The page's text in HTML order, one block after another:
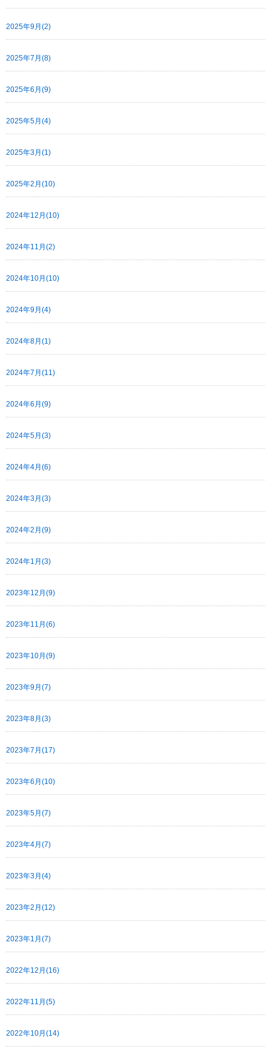
2025年9月(2)
2025年7月(8)
2025年6月(9)
2025年5月(4)
2025年3月(1)
2025年2月(10)
2024年12月(10)
2024年11月(2)
2024年10月(10)
2024年9月(4)
2024年8月(1)
2024年7月(11)
2024年6月(9)
2024年5月(3)
2024年4月(6)
2024年3月(3)
2024年2月(9)
2024年1月(3)
2023年12月(9)
2023年11月(6)
2023年10月(9)
2023年9月(7)
2023年8月(3)
2023年7月(17)
2023年6月(10)
2023年5月(7)
2023年4月(7)
2023年3月(4)
2023年2月(12)
2023年1月(7)
2022年12月(16)
2022年11月(5)
2022年10月(14)